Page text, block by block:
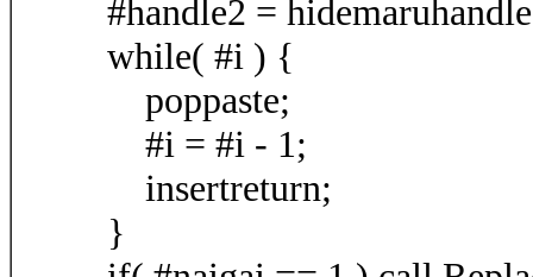
#handle2 =
while( #i ) {
poppaste;
#i = #i - 1;
insertreturn;
}